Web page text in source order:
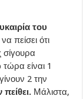
του
πείσει ότι
σίγουρα
είναι 1
2 την
Μάλιστα,